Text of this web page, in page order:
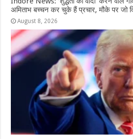
अमिताभ बच्चन कर चुके हैं प्रचार, मौके पर जो
August 8, 2026